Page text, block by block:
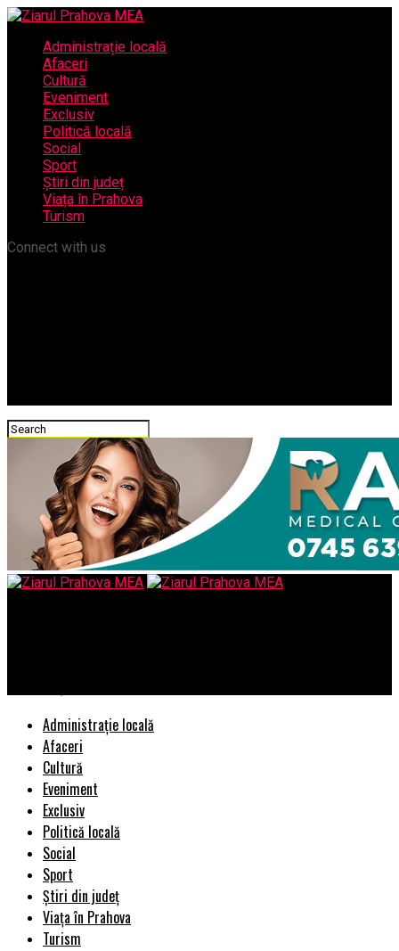
Administrație locală
Afaceri
Cultură
Eveniment
Exclusiv
Politică locală
Social
Sport
Știri din județ
Viața în Prahova
Turism
Connect with us
Administrație locală
Afaceri
Cultură
Eveniment
Exclusiv
Politică locală
Social
Sport
Știri din județ
Viața în Prahova
Turism